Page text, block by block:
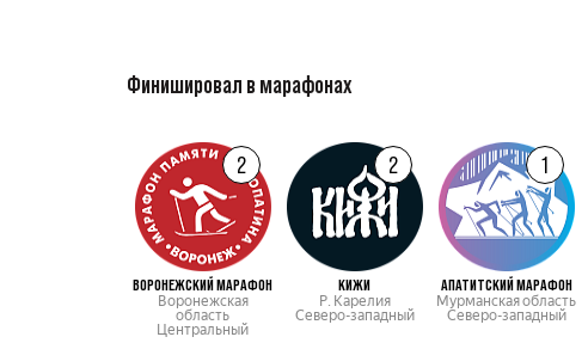
Финишировал в марафонах
2
ВОРОНЕЖСКИЙ МАРАФОН
Воронежская
область
Центральный
2
КИЖИ
Р. Карелия
Северо-западный
1
АПАТИТСКИЙ МАРАФОН
Мурманская область
Северо-западный